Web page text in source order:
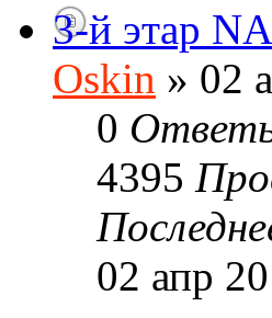
3-й этар
Oskin » 02
0
4395
02 апр